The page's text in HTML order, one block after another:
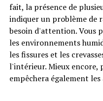
fait, la présence de
indiquer un problème de
besoin d'attention. Vous
les environnements
les fissures et les
l'intérieur. Mieux encore,
empêchera également